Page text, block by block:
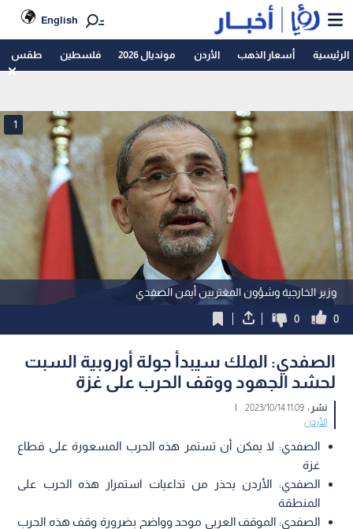
English
الرئيسية أسعار الذهب الأردن مونديال 2026 فلسطين طقس
وزير الخارجية وشؤون المغتربين أيمن الصفدي
1
0
0
الصفدي: الملك سيبدأ جولة أوروبية السبت
لحشد الجهود ووقف الحرب على غزة
نشر :11:09 2023/10/14
|
الأردن
الصفدي: لا يمكن أن تستمر هذه الحرب المسعورة على قطاع
غزة
الصفدي: الأردن يحذر من تداعيات استمرار هذه الحرب على
المنطقة
الصفدي: الموقف العربي موحد وواضح بضرورة وقف هذه الحرب